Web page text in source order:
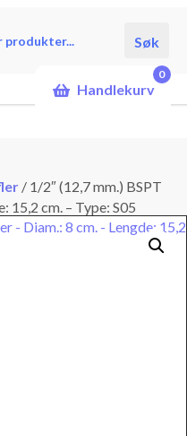
Søk
Handlekurv
0
/ 1/2″ (12,7 mm.) BSPT
15,2 cm. – Type: S05